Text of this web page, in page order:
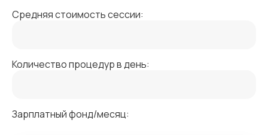
Средняя стоимость сессии:
Количество процедур в день:
Зарплатный фонд/месяц: